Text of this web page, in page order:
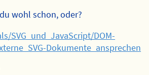
wohl schon, oder?
SVG_und_JavaScript/DOM-
Dokumente_ansprechen